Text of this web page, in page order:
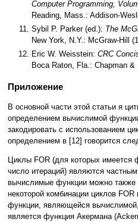
Computer Programming,
Reading, Mass.: Addison-
Sybil P. Parker (ed.): The
New York, N.Y.: McGraw-Hill
Eric W. Weisstein: CRC
Boca Raton, Fla.: Chapman &
Приложение
В основной части этой статьи я
определением вычислимой
закодировать с использованием
определением в [12] говорится
Циклы FOR (для которых имеется
число итераций) являются
вычислимые функции можно также
некоторой комбинации циклов
функции, являющейся
является функция Акермана